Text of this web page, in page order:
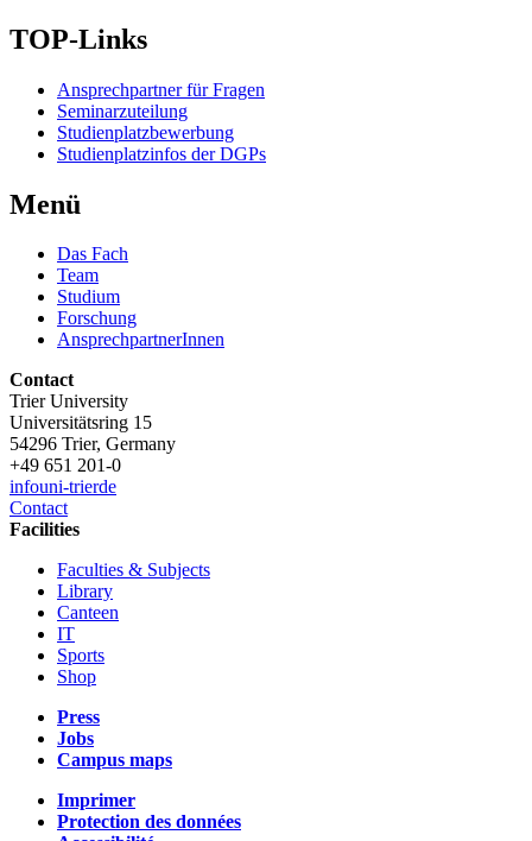
TOP-Links
Ansprechpartner für Fragen
Seminarzuteilung
Studienplatzbewerbung
Studienplatzinfos der DGPs
Menü
Das Fach
Team
Studium
Forschung
AnsprechpartnerInnen
Contact
Trier University
Universitätsring 15
54296 Trier, Germany
+49 651 201-0
infouni-trierde
Contact
Facilities
Faculties & Subjects
Library
Canteen
IT
Sports
Shop
Press
Jobs
Campus maps
Imprimer
Protection des données